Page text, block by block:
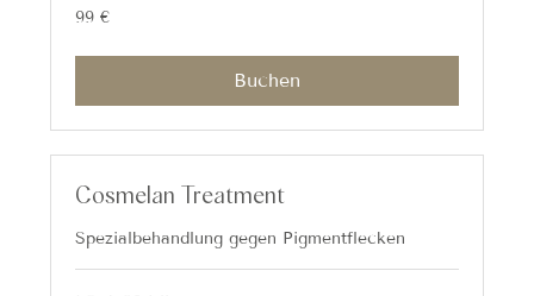
99
Euro
99 €
Buchen
Cosmelan Treatment
Spezialbehandlung gegen Pigmentflecken